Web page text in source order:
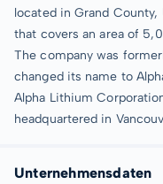
located in Grand
that covers an area of
The company was
changed its name to
Alpha Lithium
headquartered in
Unternehmensdaten